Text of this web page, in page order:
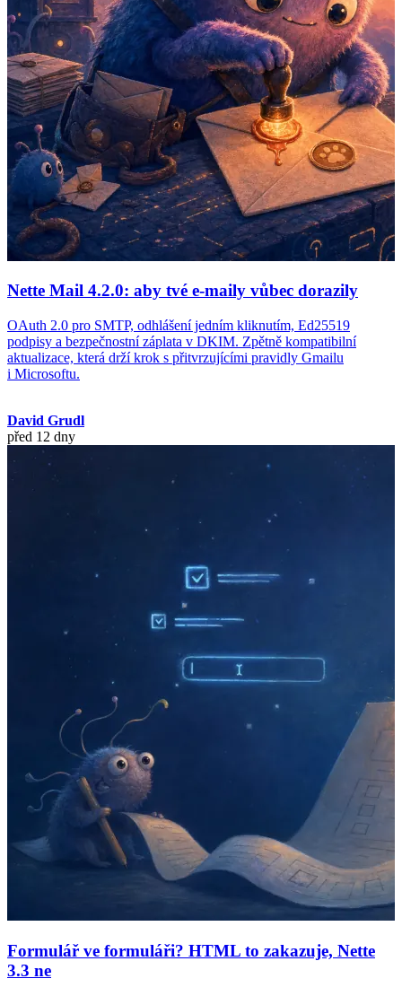
Nette Mail 4.2.0: aby tvé e-maily vůbec dorazily
OAuth 2.0 pro SMTP, odhlášení jedním kliknutím, Ed25519
podpisy a bezpečnostní záplata v DKIM. Zpětně kompatibilní
aktualizace, která drží krok s přitvrzujícími pravidly Gmailu
i Microsoftu.
David Grudl
před 12 dny
Formulář ve formuláři? HTML to zakazuje, Nette
3.3 ne